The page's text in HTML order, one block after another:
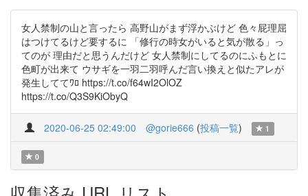
女人禁制の山と言ったら 高野山がまず浮かぶけど 色々屁理屈
はつけてるけど要するに 「修行の時女がいると気が散る」っ
てのが 理由だと思うんだけど 女人禁制にしてるのにふもとに
色町が出来て ウサギを一羽二羽呼んだ言い換えと似たアレが
発生しててﾜﾛ https://t.co/f64wI2OlOZ
https://t.co/Q3S9KiObyQ
2020-06-25 02:49:00 @gorie666 (投稿一覧) 1
0